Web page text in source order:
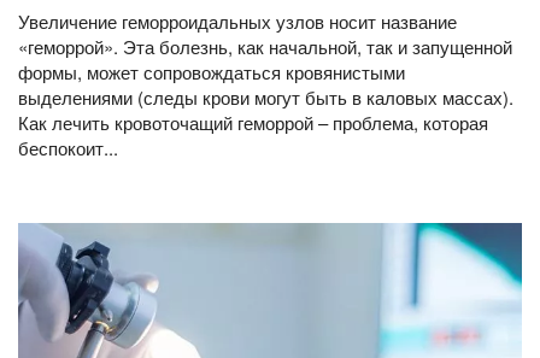
Увеличение геморроидальных узлов носит название
«геморрой». Эта болезнь, как начальной, так и запущенной
формы, может сопровождаться кровянистыми
выделениями (следы крови могут быть в каловых массах).
Как лечить кровоточащий геморрой – проблема, которая
беспокоит...